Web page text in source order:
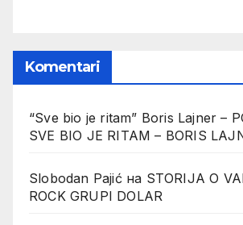
Komentari
“Sve bio je ritam” Boris Lajner –
SVE BIO JE RITAM – BORIS
Slobodan Pajićна STORIJA O
ROCK GRUPI DOLAR